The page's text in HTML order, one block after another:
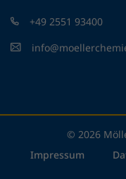
+49 2551 93400
© 2026
Impressum